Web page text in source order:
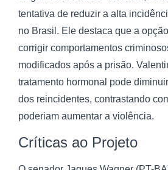
tentativa de reduzir a alta
no Brasil. Ele destaca que a
corrigir comportamentos
modificados após a prisão.
tratamento hormonal pode
dos reincidentes, contrastando
poderiam aumentar a violência.
Críticas ao Projeto